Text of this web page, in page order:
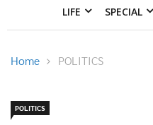
LIFE SPECIAL
Home POLITICS
POLITICS